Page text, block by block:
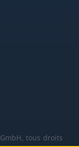
tous droits